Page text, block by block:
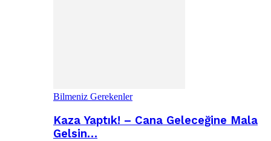
Bilmeniz Gerekenler
Kaza Yaptık! – Cana Geleceğine Mala
Gelsin…